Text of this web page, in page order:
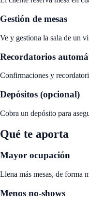
Gestión de mesas
Ve y gestiona la sala de un
Recordatorios
Confirmaciones y
Depósitos (opcional)
Cobra un depósito para
Qué te aporta
Mayor ocupación
Llena más mesas, de forma
Menos no-shows